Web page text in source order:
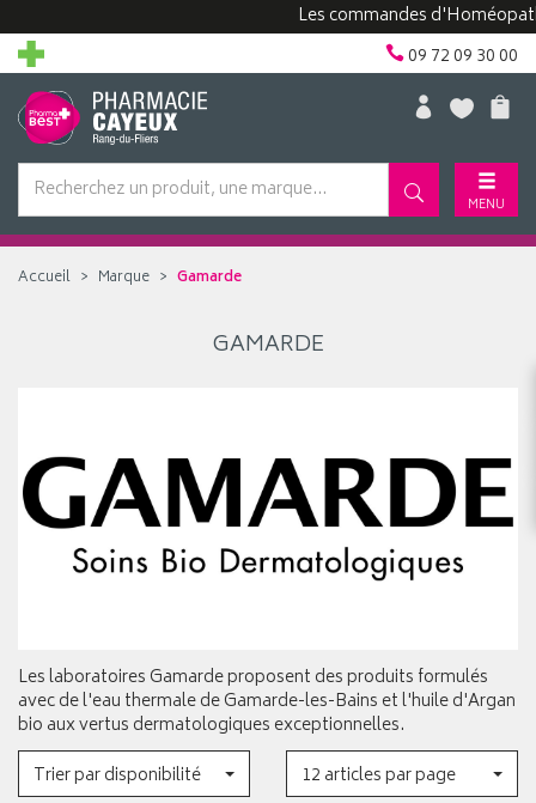
Les commandes
09 72 09 30 00
MENU
Accueil Marque Gamarde
GAMARDE
Les laboratoires Gamarde proposent des produits formulés
avec de l'eau thermale de Gamarde-les-Bains et l'huile d'Argan
bio aux vertus dermatologiques exceptionnelles.
Trier par disponibilité
12 articles par page